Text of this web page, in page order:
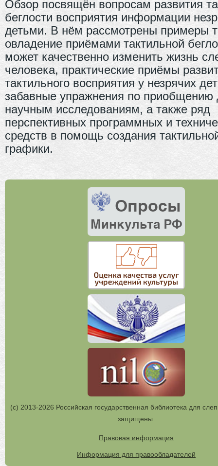
Обзор посвящён вопросам развития
беглости восприятия информации
детьми. В нём рассмотрены примеры
овладение приёмами тактильной
может качественно изменить жизнь
человека, практические приёмы
тактильного восприятия у незрячих
забавные упражнения по приобщению
научным исследованиям, а также ряд
перспективных программных и
средств в помощь создания
графики.
(с) 2013-2026 Российская государственная библиотека для
защищены.
Правовая информация
Информация для правообладателей